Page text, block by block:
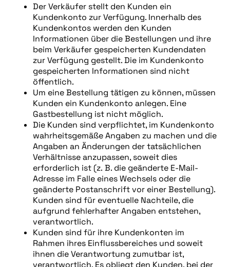
Der Verkäufer stellt den Kunden ein
Kundenkonto zur Verfügung. Innerhalb des
Kundenkontos werden den Kunden
Informationen über die Bestellungen und ihre
beim Verkäufer gespeicherten Kundendaten
zur Verfügung gestellt. Die im Kundenkonto
gespeicherten Informationen sind nicht
öffentlich.
Um eine Bestellung tätigen zu können, müssen
Kunden ein Kundenkonto anlegen. Eine
Gastbestellung ist nicht möglich.
Die Kunden sind verpflichtet, im Kundenkonto
wahrheitsgemäße Angaben zu machen und die
Angaben an Änderungen der tatsächlichen
Verhältnisse anzupassen, soweit dies
erforderlich ist (z. B. die geänderte E-Mail-
Adresse im Falle eines Wechsels oder die
geänderte Postanschrift vor einer Bestellung).
Kunden sind für eventuelle Nachteile, die
aufgrund fehlerhafter Angaben entstehen,
verantwortlich.
Kunden sind für ihre Kundenkonten im
Rahmen ihres Einflussbereiches und soweit
ihnen die Verantwortung zumutbar ist,
verantwortlich. Es obliegt den Kunden, bei der